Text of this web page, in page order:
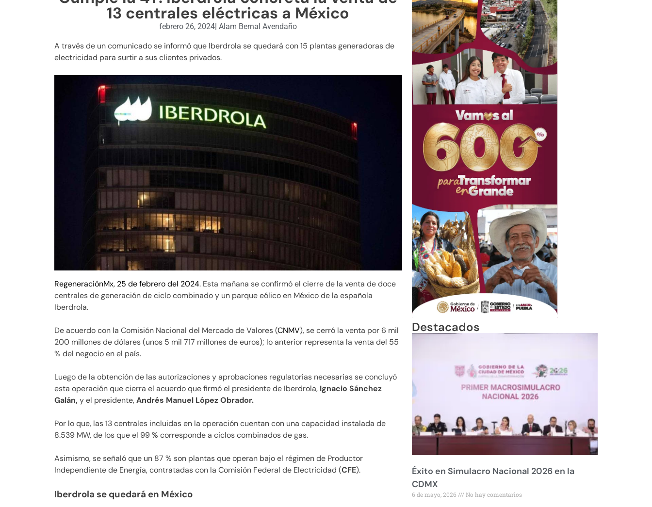
13 centrales eléctricas a México
febrero 26, 2024 Alam Bernal Avendaño
A través de un comunicado se informó que Iberdrola se quedará con 15 plantas generadoras de
electricidad para surtir a sus clientes privados.
RegeneraciónMx, 25 de febrero del 2024. Esta mañana se confirmó el cierre de la venta de doce
centrales de generación de ciclo combinado y un parque eólico en México de la española
Iberdrola.
De acuerdo con la Comisión Nacional del Mercado de Valores (CNMV), se cerró la venta por 6 mil
200 millones de dólares (unos 5 mil 717 millones de euros); lo anterior representa la venta del 55
% del negocio en el país.
Luego de la obtención de las autorizaciones y aprobaciones regulatorias necesarias se concluyó
esta operación que cierra el acuerdo que firmó el presidente de Iberdrola, Ignacio Sánchez
Galán, y el presidente,Andrés Manuel López Obrador.
Por lo que, las 13 centrales incluidas en la operación cuentan con una capacidad instalada de
8.539 MW, de los que el 99 % corresponde a ciclos combinados de gas.
Asimismo, se señaló que un 87 % son plantas que operan bajo el régimen de Productor
Independiente de Energía, contratadas con la Comisión Federal de Electricidad (CFE).
Iberdrola se quedará en México
Destacados
Éxito en Simulacro Nacional 2026 en la
CDMX
6 de mayo, 2026 No hay comentarios